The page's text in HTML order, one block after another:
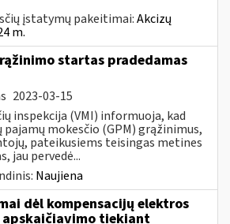
įstatymų pakeitimai:Akcizų
m.
startas pradedamas
2023-03-15
inspekcija (VMI) informuoja, kad
mokesčio (GPM) grąžinimus,
pateikusiems teisingas metines
jau pervedė...
Naujiena
dėl kompensacijų elektros
apskaičiavimo tiekiant